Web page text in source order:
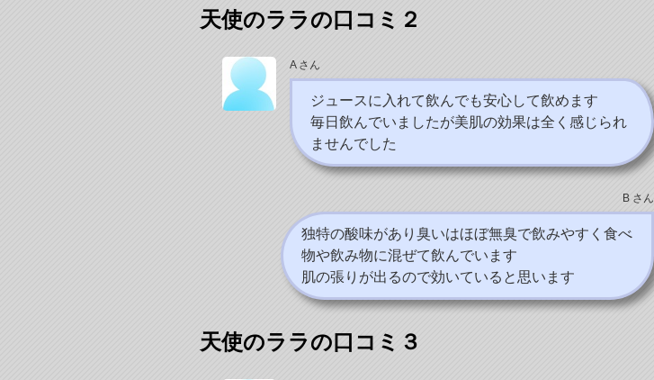
天使のララの口コミ２
A さん
ジュースに入れて飲んでも安心して飲めます
毎日飲んでいましたが美肌の効果は全く感じられ
ませんでした
B さん
独特の酸味があり臭いはほぼ無臭で飲みやすく食べ
物や飲み物に混ぜて飲んでいます
肌の張りが出るので効いていると思います
天使のララの口コミ３